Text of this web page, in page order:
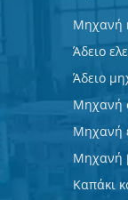
Μηχανή
Άδειο
Άδειο
Μηχανή
Μηχανή
Μηχανή
Καπάκι